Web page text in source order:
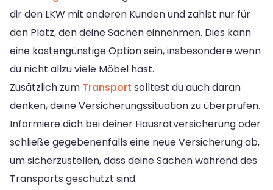
dir den LKW mit anderen Kunden und zahlst nur für
den Platz, den deine Sachen einnehmen. Dies kann
eine kostengünstige Option sein, insbesondere wenn
du nicht allzu viele Möbel hast.
Zusätzlich zum Transport solltest du auch daran
denken, deine Versicherungssituation zu überprüfen.
Informiere dich bei deiner Hausratversicherung oder
schließe gegebenenfalls eine neue Versicherung ab,
um sicherzustellen, dass deine Sachen während des
Transports geschützt sind.